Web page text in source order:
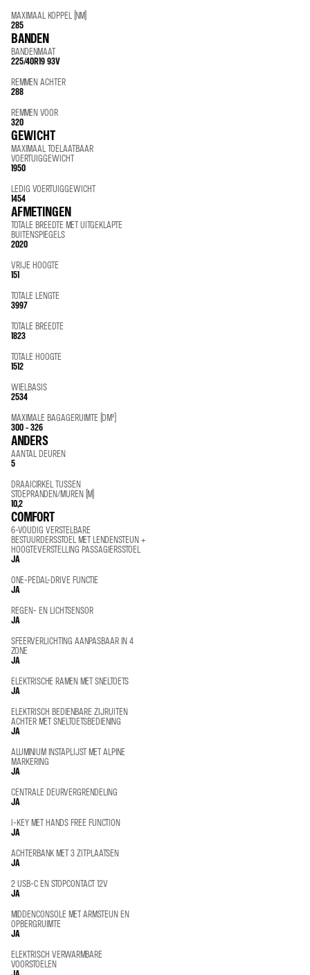
MAXIMAAL KOPPEL (NM)
285
BANDEN
BANDENMAAT
225/40R19 93V
REMMEN ACHTER
288
REMMEN VOOR
320
GEWICHT
MAXIMAAL TOELAATBAAR
VOERTUIGGEWICHT
1950
LEDIG VOERTUIGGEWICHT
1454
AFMETINGEN
TOTALE BREEDTE MET UITGEKLAPTE
BUITENSPIEGELS
2020
VRIJE HOOGTE
151
TOTALE LENGTE
3997
TOTALE BREEDTE
1823
TOTALE HOOGTE
1512
WIELBASIS
2534
MAXIMALE BAGAGERUIMTE (DM³)
300 - 326
ANDERS
AANTAL DEUREN
5
DRAAICIRKEL TUSSEN
STOEPRANDEN/MUREN (M)
10,2
COMFORT
6-VOUDIG VERSTELBARE
BESTUURDERSSTOEL MET LENDENSTEUN +
HOOGTEVERSTELLING PASSAGIERSSTOEL
JA
ONE-PEDAL-DRIVE FUNCTIE
JA
REGEN- EN LICHTSENSOR
JA
SFEERVERLICHTING AANPASBAAR IN 4
ZONE
JA
ELEKTRISCHE RAMEN MET SNELTOETS
JA
ELEKTRISCH BEDIENBARE ZIJRUITEN
ACHTER MET SNELTOETSBEDIENING
JA
ALUMINIUM INSTAPLIJST MET ALPINE
MARKERING
JA
CENTRALE DEURVERGRENDELING
JA
I-KEY MET HANDS FREE FUNCTION
JA
ACHTERBANK MET 3 ZITPLAATSEN
JA
2 USB-C EN STOPCONTACT 12V
JA
MIDDENCONSOLE MET ARMSTEUN EN
OPBERGRUIMTE
JA
ELEKTRISCH VERWARMBARE
VOORSTOELEN